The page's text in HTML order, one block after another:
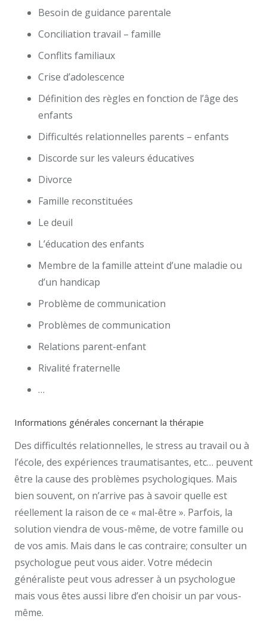
Besoin de guidance parentale
Conciliation travail – famille
Conflits familiaux
Crise d’adolescence
Définition des règles en fonction de l’âge des
enfants
Difficultés relationnelles parents – enfants
Discorde sur les valeurs éducatives
Divorce
Famille reconstituées
Le deuil
L’éducation des enfants
Membre de la famille atteint d’une maladie ou
d’un handicap
Problème de communication
Problèmes de communication
Relations parent-enfant
Rivalité fraternelle
…
Informations générales concernant la thérapie
Des difficultés relationnelles, le stress au travail ou à
l’école, des expériences traumatisantes, etc… peuvent
être la cause des problèmes psychologiques. Mais
bien souvent, on n’arrive pas à savoir quelle est
réellement la raison de ce « mal-être ». Parfois, la
solution viendra de vous-même, de votre famille ou
de vos amis. Mais dans le cas contraire; consulter un
psychologue peut vous aider. Votre médecin
généraliste peut vous adresser à un psychologue
mais vous êtes aussi libre d’en choisir un par vous-
même.